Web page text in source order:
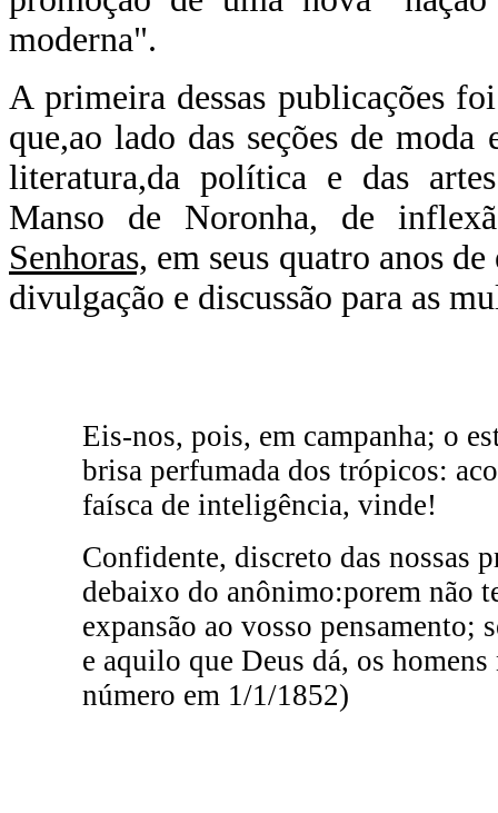
moderna".
A primeira dessas publicações
que,ao lado das seções de
literatura,da política e das
Manso de Noronha, de
Senhoras, em seus quatro anos
divulgação e discussão para as
Eis-nos, pois, em campanha; o
brisa perfumada dos trópicos:
faísca de inteligência, vinde!
Confidente, discreto das nossas
debaixo do anônimo:porem não
expansão ao vosso pensamento;
e aquilo que Deus dá, os
número em 1/1/1852)